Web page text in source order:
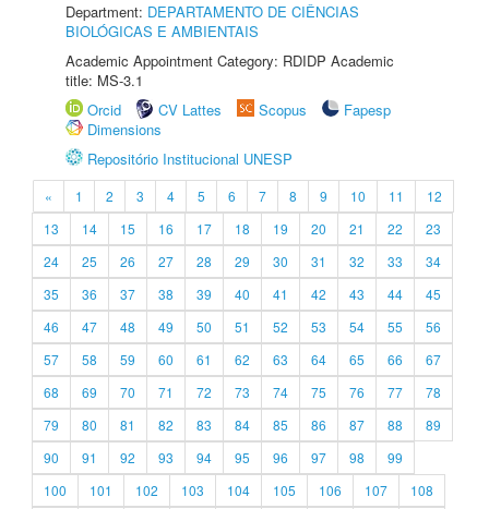
Department: DEPARTAMENTO DE CIÊNCIAS
BIOLÓGICAS E AMBIENTAIS
Academic Appointment Category: RDIDP Academic
title: MS-3.1
Orcid
CV Lattes Scopus
Fapesp
Dimensions
Repositório Institucional UNESP
« 1 2 3 4 5 6 7 8 9 10 11
12
13
14 15 16 17 18 19 20 21 22
23
24
25 26 27 28 29 30 31 32 33
34
35
36 37 38 39 40 41 42 43 44
45
46
47 48 49 50 51 52 53 54 55
56
57
58 59 60 61 62 63 64 65 66
67
68
69 70 71 72 73 74 75 76 77
78
79
80 81 82 83 84 85 86 87 88
89
90
91 92 93 94 95 96 97 98
99
100
101 102 103 104 105 106 107
108